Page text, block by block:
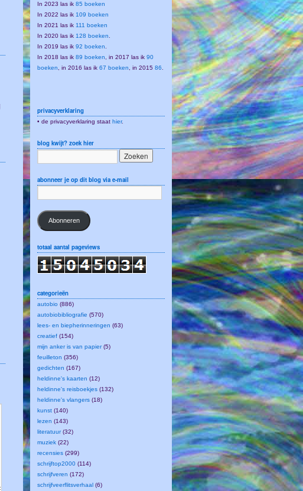
In 2023 las ik 85 boeken
In 2022 las ik 109 boeken
In 2021 las ik 111 boeken
In 2020 las ik 128 boeken
In 2019 las ik 92 boeken
In 2018 las ik 89 boeken , in 2017 las ik 90
boeken , in 2016 las ik 67 boeken , in 2015 86
privacyverklaring
• de privacyverklaring staat hier.
blog kwijt? zoek hier
abonneer je op dit blog via e-mail
Abonneren
totaal aantal pageviews
categorieën
autobio (886)
autobiobibliografie (570)
lees- en biepherinneringen (63)
creatief (154)
mijn anker is van papier(5)
feuilleton (356)
gedichten (167)
heldinne's kaarten (12)
heldinne's reisboekjes (132)
heldinne's vlangers (18)
kunst (140)
lezen (143)
literatuur(32)
muziek (22)
recensies (299)
schrijftop2000 (114)
schrijfveren (172)
schrijfveerflitsverhaal (6)